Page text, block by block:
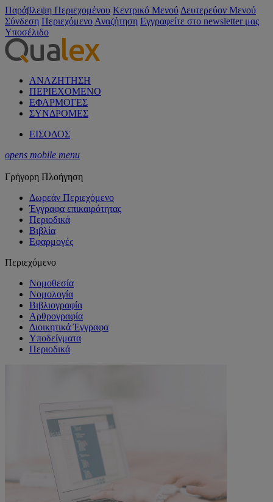
Παράβλεψη Περιεχομένου Κεντρικό Μενού Δευτερεύον Μενού
Σύνδεση Περιεχόμενο Αναζήτηση Εγγραφείτε στο newsletter μας
Υποσέλιδο
ΑΝΑΖΗΤΗΣΗ
ΠΕΡΙΕΧΟΜΕΝΟ
ΕΦΑΡΜΟΓΕΣ
ΣΥΝΔΡΟΜΕΣ
ΕΙΣΟΔΟΣ
opens mobile menu
Γρήγορη Πλοήγηση
Δωρεάν Περιεχόμενο
Έγγραφα επικαιρότητας
Περιοδικά
Βιβλία
Εφαρμογές
Περιεχόμενο
Νομοθεσία
Νομολογία
Βιβλιογραφία
Αρθρογραφία
Διοικητικά Έγγραφα
Υποδείγματα
Περιοδικά